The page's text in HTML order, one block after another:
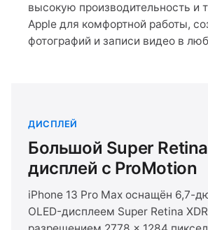
высокую производительность и
Apple для комфортной работы,
фотографий и записи видео в
ДИСПЛЕЙ
Большой Super
дисплей с ProMotion
iPhone 13 Pro Max оснащён 6,7-
OLED-дисплеем Super Retina